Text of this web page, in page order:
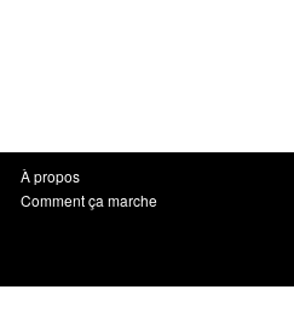
À propos
Comment ça marche